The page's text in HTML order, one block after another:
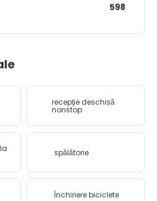
598
recepţie deschisă
nonstop
spălătorie
Închiriere biciclete